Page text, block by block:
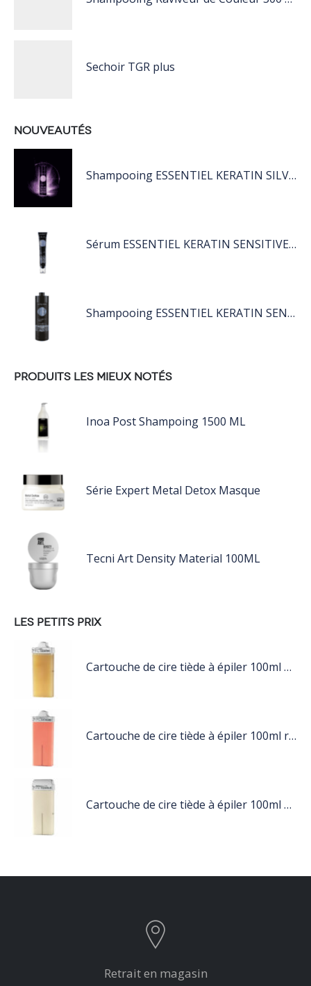
Sechoir TGR plus
NOUVEAUTÉS
Shampooing ESSENTIEL KERATIN SILVER 250ML
Sérum ESSENTIEL KERATIN SENSITIVE 40 ML
Shampooing ESSENTIEL KERATIN SENSITIVE 1L
PRODUITS LES MIEUX NOTÉS
Inoa Post Shampoing 1500 ML
Série Expert Metal Detox Masque
Tecni Art Density Material 100ML
LES PETITS PRIX
Cartouche de cire tiède à épiler 100ml miel
Cartouche de cire tiède à épiler 100ml rose
Cartouche de cire tiède à épiler 100ml blanc
Retrait en magasin